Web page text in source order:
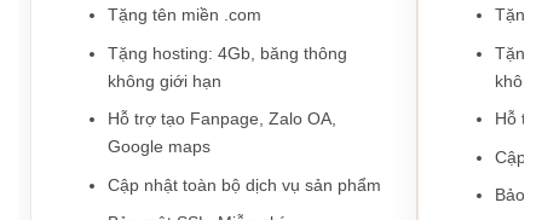
Tặng tên miền .com
Tặng hosting: 4Gb, băng thông
không giới hạn
Hỗ trợ tạo Fanpage, Zalo OA,
Google maps
Cập nhật toàn bộ dịch vụ sản phẩm
Tặng
Tặng
Hỗ
Cập
Bảo